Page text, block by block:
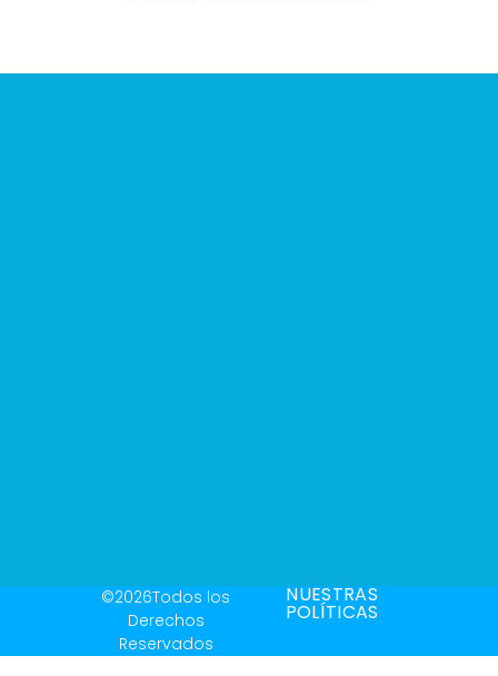
©2026Todos los
Derechos
Reservados
NUESTRAS
POLÍTICAS